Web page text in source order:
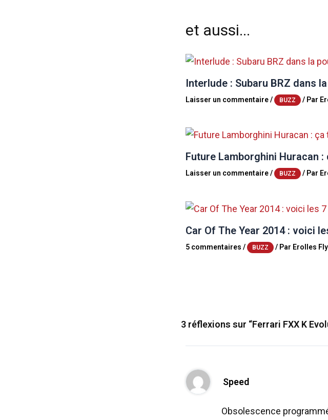
et aussi...
Interlude : Subaru BRZ dans
Laisser un commentaire/ BUZZ / Par
Future Lamborghini Huracan
Laisser un commentaire/ BUZZ / Par
Car Of The Year 2014 : voici
5 commentaires / BUZZ / Par Erolles
3 réflexions sur “Ferrari FXX K
Speed
Obsolescence